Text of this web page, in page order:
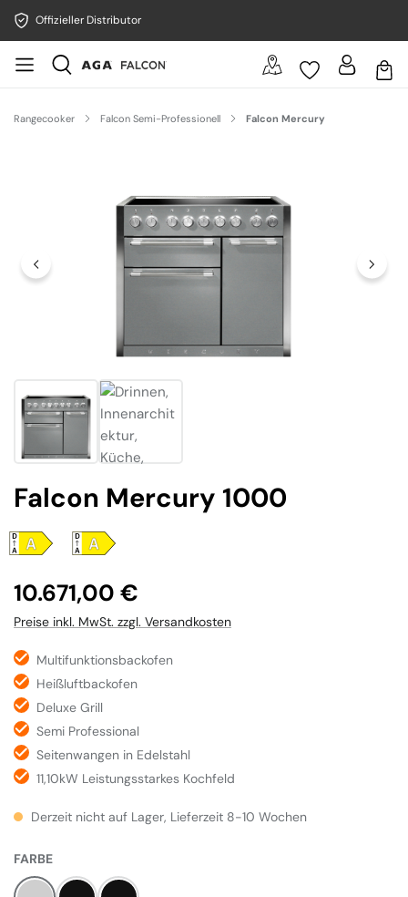
Offizieller Distributor
Rangecooker Falcon Semi-Professionell Falcon Mercury
Falcon Mercury 1000
Regulärer Preis:
10.671,00 €
Preise inkl. MwSt. zzgl. Versandkosten
Multifunktionsbackofen
Heißluftbackofen
Deluxe Grill
Semi Professional
Seitenwangen in Edelstahl
11,10kW Leistungsstarkes Kochfeld
Derzeit nicht auf Lager, Lieferzeit 8-10 Wochen
FARBEAUSWÄHLEN